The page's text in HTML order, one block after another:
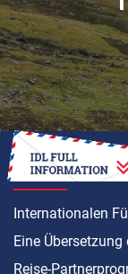
ANLEITUNG
Internationalen
Eine
Reise-